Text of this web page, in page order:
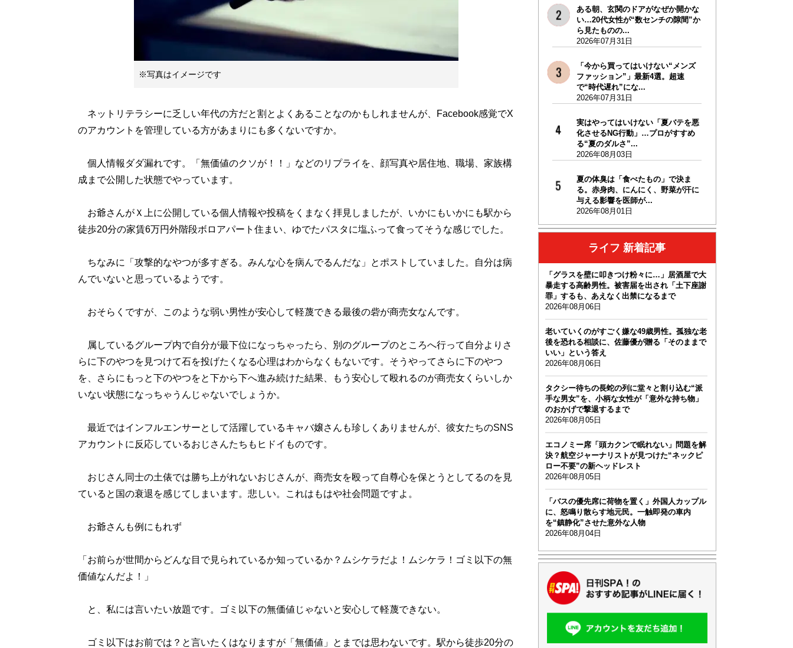
※写真はイメージです
ネットリテラシーに乏しい年代の方だと割とよくあることなのかもしれませんが、Facebook感覚でX
のアカウントを管理している方があまりにも多くないですか。
個人情報ダダ漏れです。「無価値のクソが！！」などのリプライを、顔写真や居住地、職場、家族構
成まで公開した状態でやっています。
お爺さんがＸ上に公開している個人情報や投稿をくまなく拝見しましたが、いかにもいかにも駅から
徒歩20分の家賃6万円外階段ボロアパート住まい、ゆでたパスタに塩ふって食ってそうな感じでした。
ちなみに「攻撃的なやつが多すぎる。みんな心を病んでるんだな」とポストしていました。自分は病
んでいないと思っているようです。
おそらくですが、このような弱い男性が安心して軽蔑できる最後の砦が商売女なんです。
属しているグループ内で自分が最下位になっちゃったら、別のグループのところへ行って自分よりさ
らに下のやつを見つけて石を投げたくなる心理はわからなくもないです。そうやってさらに下のやつ
を、さらにもっと下のやつをと下から下へ進み続けた結果、もう安心して殴れるのが商売女くらいしか
いない状態になっちゃうんじゃないでしょうか。
最近ではインフルエンサーとして活躍しているキャバ嬢さんも珍しくありませんが、彼女たちのSNS
アカウントに反応しているおじさんたちもヒドイものです。
おじさん同士の土俵では勝ち上がれないおじさんが、商売女を殴って自尊心を保とうとしてるのを見
ていると国の衰退を感じてしまいます。悲しい。これはもはや社会問題ですよ。
お爺さんも例にもれず
「お前らが世間からどんな目で見られているか知っているか？ムシケラだよ！ムシケラ！ゴミ以下の無
価値なんだよ！」
と、私には言いたい放題です。ゴミ以下の無価値じゃないと安心して軽蔑できない。
ゴミ以下はお前では？と言いたくはなりますが「無価値」とまでは思わないです。駅から徒歩20分の
ある朝、玄関のドアがなぜか開かな
い…20代女性が“数センチの隙間”か
ら見たものの...
2026年07月31日
「今から買ってはいけない“メンズ
ファッション”」最新4選。超速
で“時代遅れ”にな...
2026年07月31日
実はやってはいけない「夏バテを悪
化させるNG行動」…プロがすすめ
る“夏のダルさ”...
2026年08月03日
夏の体臭は「食べたもの」で決ま
る。赤身肉、にんにく、野菜が汗に
与える影響を医師が...
2026年08月01日
ライフ 新着記事
「グラスを壁に叩きつけ粉々に…」居酒屋で大
暴走する高齢男性。被害届を出され「土下座謝
罪」するも、あえなく出禁になるまで
2026年08月06日
老いていくのがすごく嫌な49歳男性。孤独な老
後を恐れる相談に、佐藤優が贈る「そのままで
いい」という答え
2026年08月06日
タクシー待ちの長蛇の列に堂々と割り込む“派
手な男女”を、小柄な女性が「意外な持ち物」
のおかげで撃退するまで
2026年08月05日
エコノミー席「頭カクンで眠れない」問題を解
決？航空ジャーナリストが見つけた“ネックピ
ロー不要”の新ヘッドレスト
2026年08月05日
「バスの優先席に荷物を置く」外国人カップル
に、怒鳴り散らす地元民。一触即発の車内
を“鎮静化”させた意外な人物
2026年08月04日